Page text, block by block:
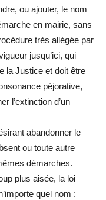
ou ajouter, le nom
en mairie, sans
très allégée par
jusqu’ici, qui
la Justice et doit être
péjorative,
l’extinction d’un
abandonner le
ou toute autre
démarches.
plus aisée, la loi
quel nom :